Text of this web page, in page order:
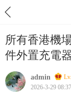
所有香港機
件外置充電
admin
2026-3-29